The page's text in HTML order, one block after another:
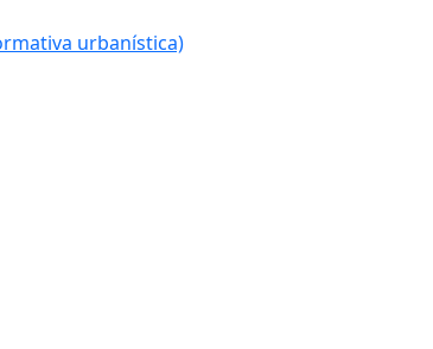
urbanística)